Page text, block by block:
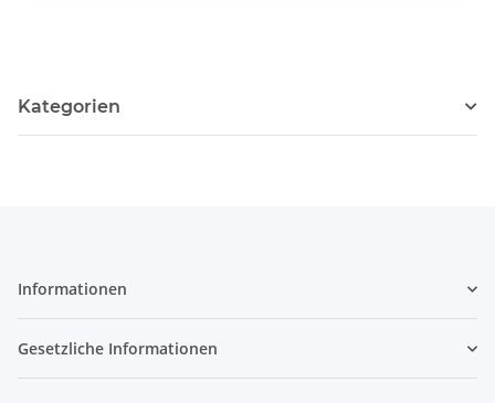
Kategorien
Informationen
Gesetzliche Informationen